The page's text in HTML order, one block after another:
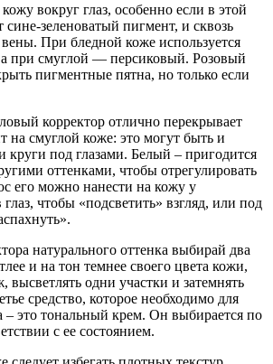
вокруг глаз, особенно если в этой
сине-зеленоватый пигмент, и сквозь
При бледной коже используется
а при смуглой — персиковый. Розовый
пигментные пятна, но только если
корректор отлично перекрывает
на смуглой коже: это могут быть и
круги под глазами. Белый – пригодится
оттенками, чтобы отрегулировать
его можно нанести на кожу у
чтобы «подсветить» взгляд, или под
натурального оттенка выбирай два
и на тон темнее своего цвета кожи,
высветлять одни участки и затемнять
средство, которое необходимо для
– это тональный крем. Он выбирается по
с ее состоянием.